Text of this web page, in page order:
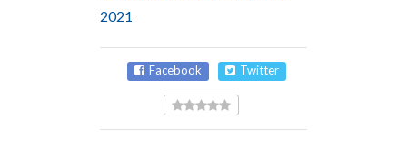
2021
Facebook Twitter